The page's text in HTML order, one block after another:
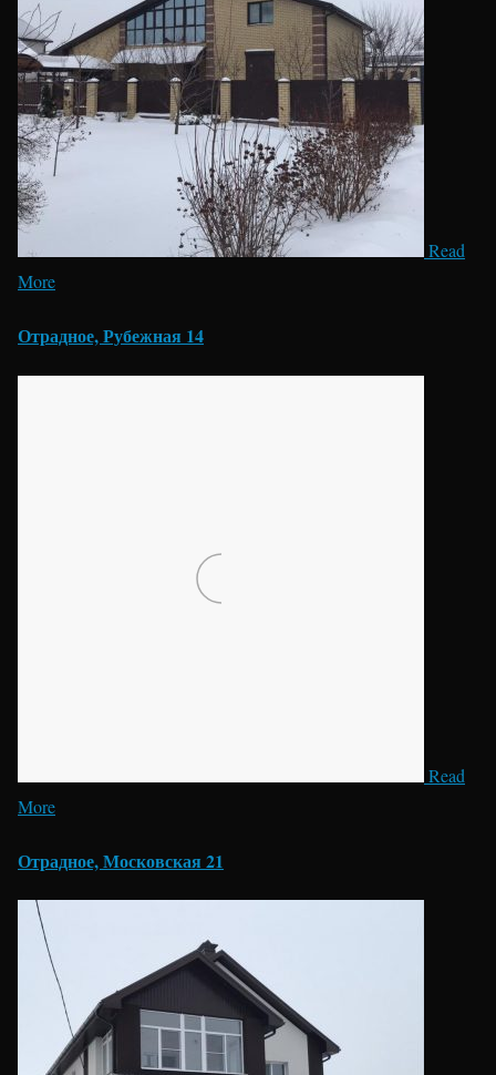
Read
More
Отрадное, Рубежная 14
Read
More
Отрадное, Московская 21